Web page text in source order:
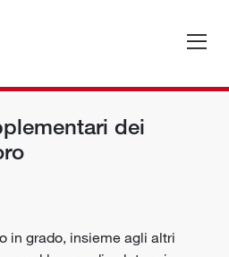
dei
in grado, insieme agli altri